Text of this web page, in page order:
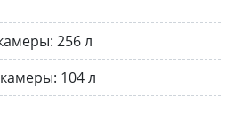
256 л
104 л